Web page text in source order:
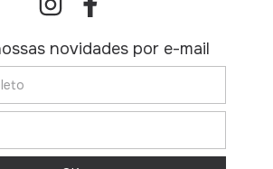
novidades por e-mail